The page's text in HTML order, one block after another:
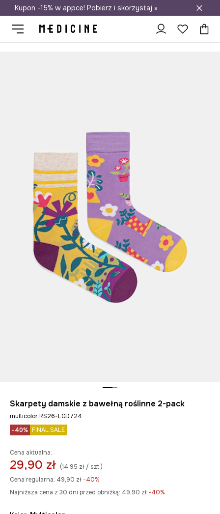
Darmowa dostawa do salonów
Kupon -15% w appce! Pobierz i skorzystaj »
Skarpety damskie z bawełną roślinne 2-pack
multicolor RS26-LGD724
-40% FINAL SALE
Cena aktualna:
29,90 zł (14,95 zł / szt.)
Cena regularna: 49,90 zł -40%
Najniższa cena z 30 dni przed obniżką: 49,90 zł -40%